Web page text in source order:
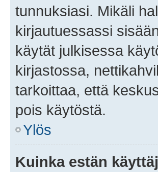
tunnuksiasi. Mikäli
kirjautuessassi
käytät julkisessa
kirjastossa,
tarkoittaa, että
pois käytöstä.
Ylös
Kuinka estän